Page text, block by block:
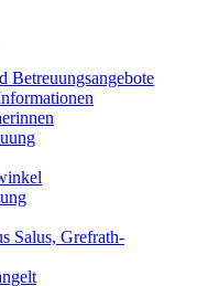
Betreuungsangebote
Salus, Grefrath-